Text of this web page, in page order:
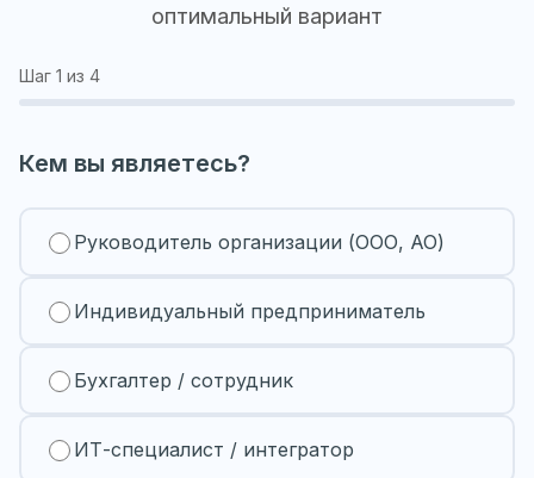
оптимальный вариант
Шаг 1 из 4
Кем вы являетесь?
Руководитель организации (ООО, АО)
Индивидуальный предприниматель
Бухгалтер / сотрудник
ИТ-специалист / интегратор